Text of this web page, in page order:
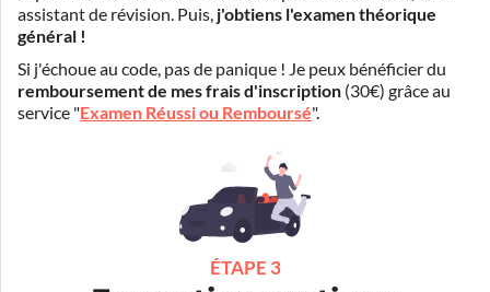
assistant de révision. Puis, j'obtiens l'examen théorique
général !
Si j'échoue au code, pas de panique ! Je peux bénéficier du
remboursement de mes frais d'inscription (30€) grâce au
service "Examen Réussi ou Remboursé".
ÉTAPE 3